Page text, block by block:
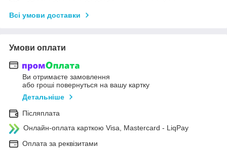
Всі умови доставки
Умови оплати
Ви отримаєте замовлення
або гроші повернуться на вашу картку
Детальніше
Післяплата
Онлайн-оплата карткою Visa, Mastercard - LiqPay
Оплата за реквізитами